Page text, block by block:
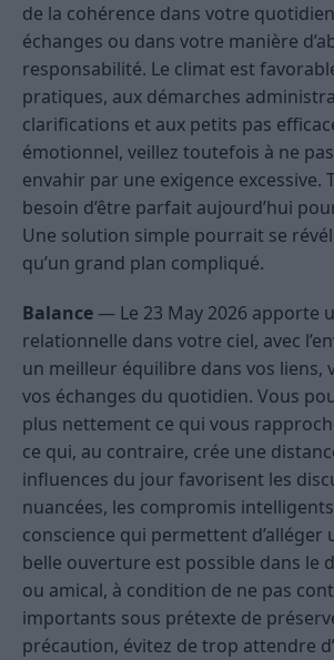
de la cohérence dans votre
échanges ou dans votre manière
responsabilité. Le climat est
pratiques, aux démarches
clarifications et aux petits pas
émotionnel, veillez toutefois à ne
envahir par une exigence excessive.
besoin d’être parfait aujourd’hui
Une solution simple pourrait se
qu’un grand plan compliqué.
Balance — Le 23 May 2026 apporte
relationnelle dans votre ciel, avec
un meilleur équilibre dans vos liens,
vos échanges du quotidien. Vous
plus nettement ce qui vous
ce qui, au contraire, crée une
influences du jour favorisent les
nuancées, les compromis
conscience qui permettent d’alléger
belle ouverture est possible dans le
ou amical, à condition de ne pas
importants sous prétexte de
précaution, évitez de trop attendre